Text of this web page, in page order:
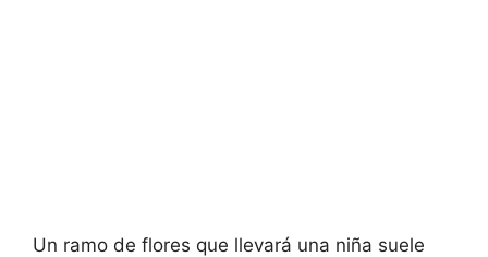
Un ramo de flores que llevará una niña suele